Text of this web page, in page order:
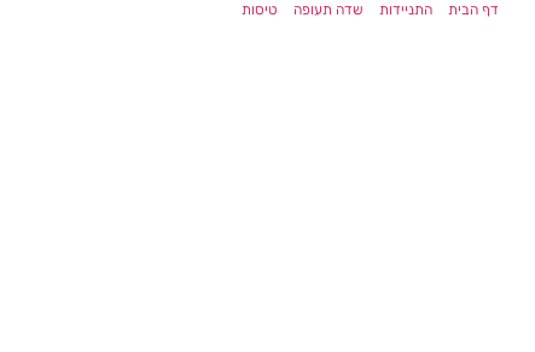
דף הבית התניידות שדה תעופה טיסות